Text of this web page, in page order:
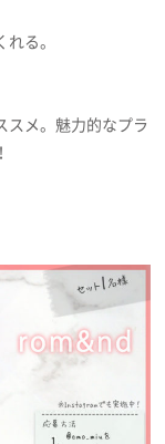
る。
スメ。魅力的なプラ